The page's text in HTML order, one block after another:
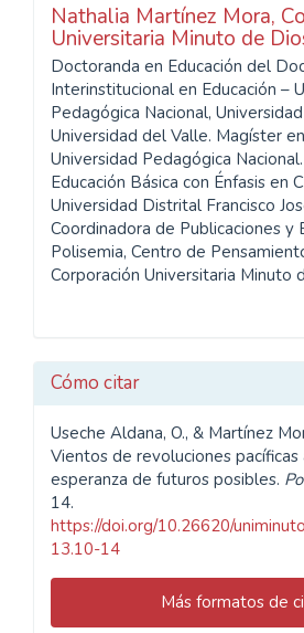
Nathalia Martínez Mora,
Universitaria Minuto de
Doctoranda en Educación del
Interinstitucional en Educación –
Pedagógica Nacional,
Universidad del Valle. Magíster
Universidad Pedagógica
Educación Básica con Énfasis en
Universidad Distrital Francisco
Coordinadora de Publicaciones y
Polisemia, Centro de
Corporación Universitaria Minuto
Cómo citar
Useche Aldana, O., & Martínez
Vientos de revoluciones pacíficas
esperanza de futuros posibles.
14.
https://doi.org/10.26620/
13.10-14
Más formatos de